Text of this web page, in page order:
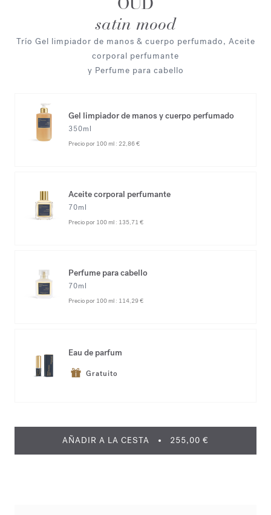
satin mood
Trío Gel limpiador de manos & cuerpo perfumado, Aceite
corporal perfumante
y Perfume para cabello
Gel limpiador de manos y cuerpo perfumado
350ml
Precio por 100 ml : 22,86 €
Aceite corporal perfumante
70ml
Precio por 100 ml : 135,71 €
Perfume para cabello
70ml
Precio por 100 ml : 114,29 €
Eau de parfum
Gratuito
AÑADIR A LA CESTA 255,00 €